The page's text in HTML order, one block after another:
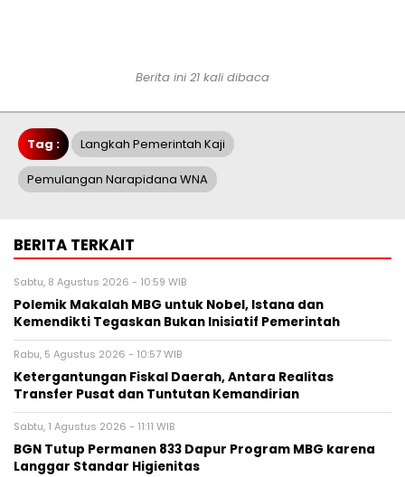
Berita ini 21 kali dibaca
Tag : Langkah Pemerintah Kaji
Pemulangan Narapidana WNA
BERITA TERKAIT
Sabtu, 8 Agustus 2026 - 10:59 WIB
Polemik Makalah MBG untuk Nobel, Istana dan
Kemendikti Tegaskan Bukan Inisiatif Pemerintah
Rabu, 5 Agustus 2026 - 10:57 WIB
Ketergantungan Fiskal Daerah, Antara Realitas
Transfer Pusat dan Tuntutan Kemandirian
Sabtu, 1 Agustus 2026 - 11:11 WIB
BGN Tutup Permanen 833 Dapur Program MBG karena
Langgar Standar Higienitas